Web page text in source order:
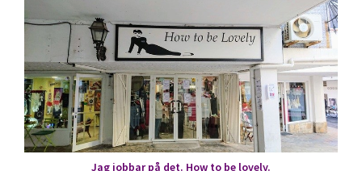
Jag jobbar på det. How to be lovely.